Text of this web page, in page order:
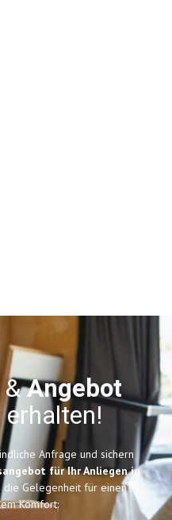
&Angebot
erhalten!
Anfrage und sichern
für Ihr Anliegen in
die Gelegenheit für einen
Komfort: